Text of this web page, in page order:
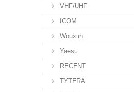
VHF/UHF
ICOM
Wouxun
Yaesu
RECENT
TYTERA